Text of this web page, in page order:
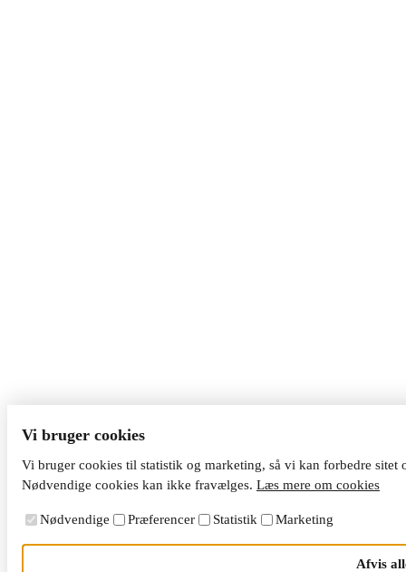
Vi bruger cookies
Vi bruger cookies til statistik og marketing, så vi kan forbedre
Nødvendige cookies kan ikke fravælges. Læs mere om cookies
Nødvendige Præferencer Statistik Marketing
Afvis